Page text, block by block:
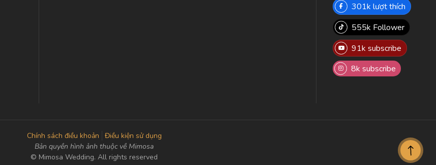
301k lượt thích
555k Follower
91k subscribe
8k subscribe
Chính sách điều khoản
Điều kiện sử dụng
Bản quyền hình ảnh thuộc về Mimosa
© Mimosa Wedding. All rights reserved